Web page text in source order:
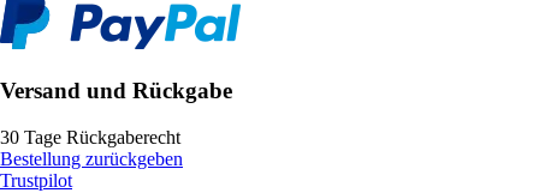
Versand und Rückgabe
30 Tage Rückgaberecht
Bestellung zurückgeben
Trustpilot